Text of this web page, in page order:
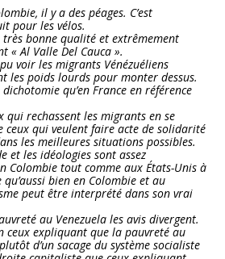
il y a des péages. C’est
pour les vélos.
très bonne qualité et extrêmement
« Al Valle Del Cauca ».
voir les migrants Vénézuéliens
les poids lourds pour monter dessus.
qu’en France en référence
qui rechassent les migrants en se
ceux qui veulent faire acte de solidarité
les meilleures situations possibles.
et les idéologies sont assez
Colombie tout comme aux États-Unis à
bien en Colombie et au
peut être interprété dans son vrai
au Venezuela les avis divergent.
ceux expliquant que la pauvreté au
d’un sacage du système socialiste